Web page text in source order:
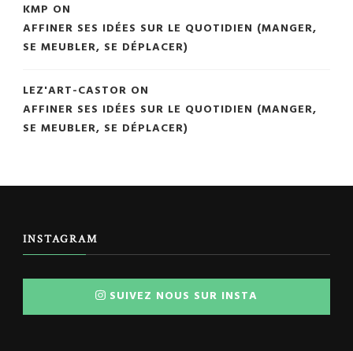
KMP ON
AFFINER SES IDÉES SUR LE QUOTIDIEN (MANGER,
SE MEUBLER, SE DÉPLACER)
LEZ'ART-CASTOR ON
AFFINER SES IDÉES SUR LE QUOTIDIEN (MANGER,
SE MEUBLER, SE DÉPLACER)
INSTAGRAM
SUIVEZ NOUS SUR INSTA